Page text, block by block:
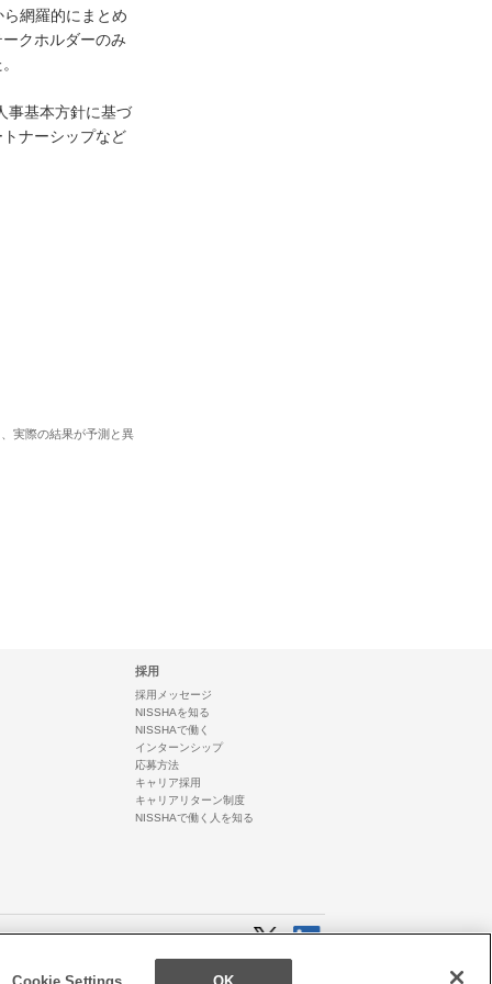
網羅的にまとめ
クホルダーのみ
事基本方針に基づ
ナーシップなど
実際の結果が予測と異
採用
採用メッセージ
NISSHAを知る
NISSHAで働く
インターンシップ
応募方法
キャリア採用
キャリアリターン制度
NISSHAで働く人を知る